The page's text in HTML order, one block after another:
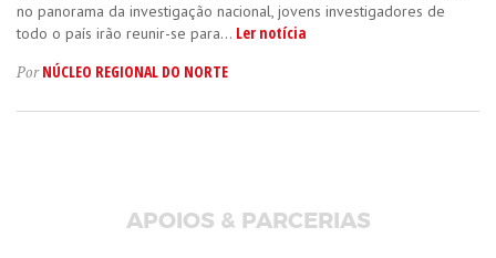
no panorama da investigação nacional, jovens investigadores de
todo o país irão reunir-se para... Ler notícia
PorNÚCLEO REGIONAL DO NORTE
APOIOS & PARCERIAS